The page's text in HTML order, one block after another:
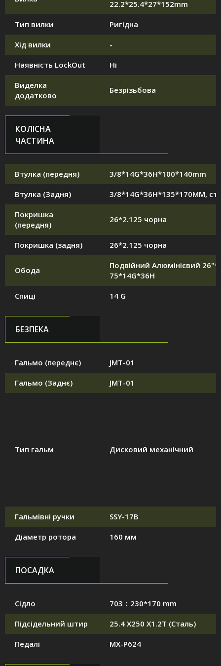
22.2*25.4*27*152mm
Тип вилки Ригідна
Хід вилки -
Наявність LockOut Ні
Виделка
додатково
Безрізьбова
КОЛІСНА
ЧАСТИНА
Втулка (передня) 3/8*14G*36H*100*140mm
Втулка (Задня) 3/8*14G*36H*135*170MM,
Покришка
(передня)
26*2.125 чорна
Покришка (задня) 26*2.125 чорна
Обода
Подвійний Алюмінієвий
75*14G*36H
Спиці 14 G
БЕЗПЕКА
Гальмо (переднє) JMT-01
Гальмо (Заднє) JMT-01
Тип гальм Дисковий механічний
Гальмівні ручки SSY-17B
Діаметр ротора 160 мм
ПОСАДКА
Сідло 703：230*170 mm
Підсідельний штир 25.4 X250 X1.2T (Сталь)
Педалі MX-P624